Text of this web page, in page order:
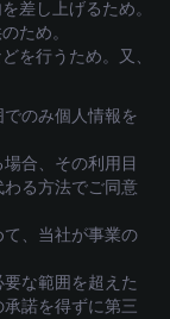
差し上げるため。
ため。
を行うため。又、
のみ個人情報を
合、その利用目
る方法でご同意
て、当社が事業の
な範囲を超えた
諾を得ずに第三